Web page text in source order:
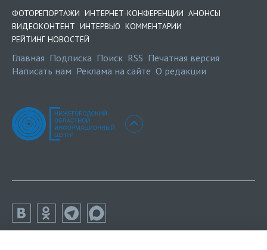
ФОТОРЕПОРТАЖИ ИНТЕРНЕТ-КОНФЕРЕНЦИИ АНОНСЫ
ВИДЕОКОНТЕНТ ИНТЕРВЬЮ КОММЕНТАРИИ
РЕЙТИНГ НОВОСТЕЙ
Главная Подписка Поиск RSS Печатная версия
Написать нам Реклама на сайте О редакции